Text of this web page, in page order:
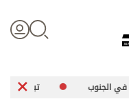
تبادل هجمات بين موسكو وكييف